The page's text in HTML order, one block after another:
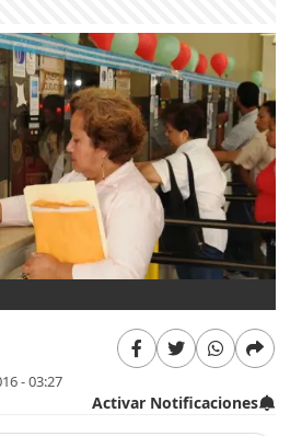
- 03:27
Activar Notificaciones